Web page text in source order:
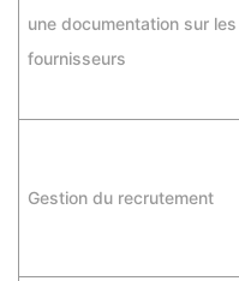
une documentation sur les
fournisseurs
Gestion du recrutement